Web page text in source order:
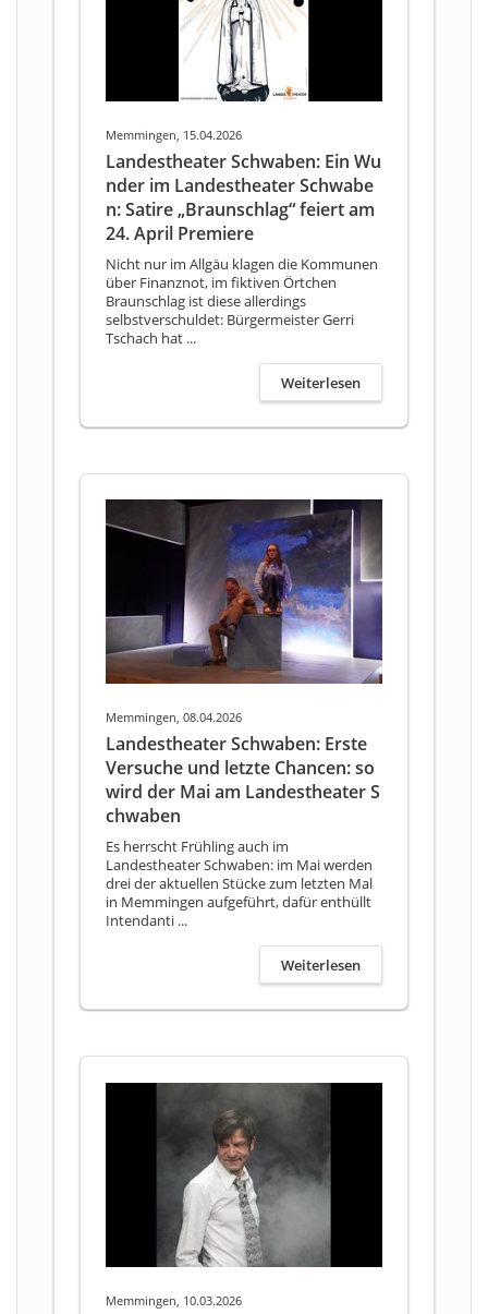
Memmingen, 15.04.2026
Landestheater Schwaben: Ein Wu
nder im Landestheater Schwabe
n: Satire „Braunschlag“ feiert am
24. April Premiere
Nicht nur im Allgäu klagen die Kommunen
über Finanznot, im fiktiven Örtchen
Braunschlag ist diese allerdings
selbstverschuldet: Bürgermeister Gerri
Tschach hat ...
Weiterlesen
Memmingen, 08.04.2026
Landestheater Schwaben: Erste
Versuche und letzte Chancen: so
wird der Mai am Landestheater S
chwaben
Es herrscht Frühling auch im
Landestheater Schwaben: im Mai werden
drei der aktuellen Stücke zum letzten Mal
in Memmingen aufgeführt, dafür enthüllt
Intendanti ...
Weiterlesen
Memmingen, 10.03.2026